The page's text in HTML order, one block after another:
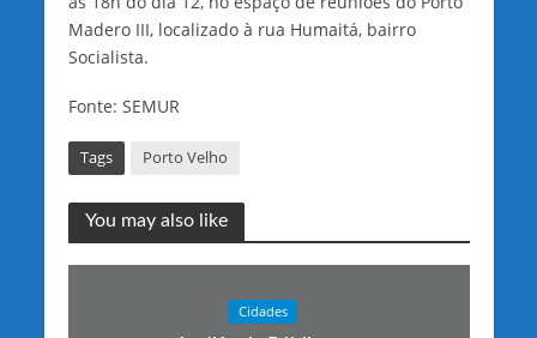
Madero III, localizado à rua Humaitá, bairro
Socialista.
Fonte: SEMUR
Tags Porto Velho
You may also like
Cidades